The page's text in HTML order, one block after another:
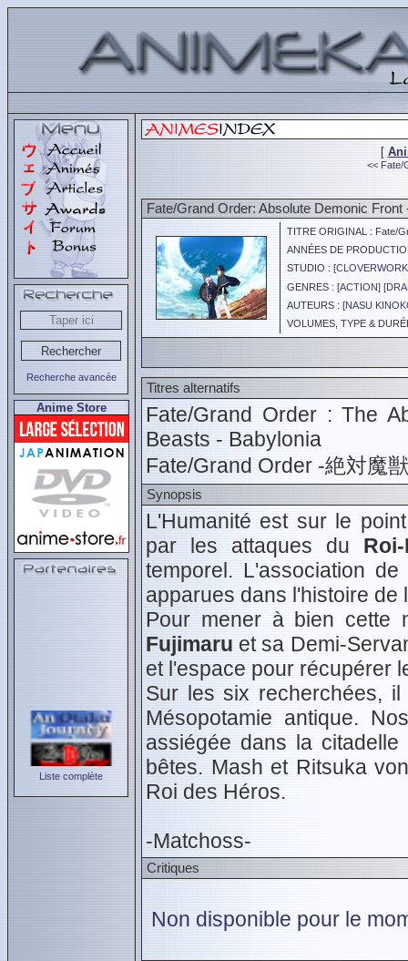
Recherche avancée
Anime Store
Liste complète
[
<< Fate/
Fate/Grand Order: Absolute Demonic Front
TITRE ORIGINAL : Fate/
ANNÉES DE
STUDIO : [
GENRES : [ACTION] [
AUTEURS : [NASU
VOLUMES, TYPE &
Titres alternatifs
Fate/Grand Order : The
Beasts - Babylonia
Fate/Grand Order -絶対魔
Synopsis
L'Humanité est sur le
par les attaques du
temporel. L'association
apparues dans l'histoire
Pour mener à bien cette
Fujimaru et sa Demi-
et l'espace pour récupérer
Sur les six recherchées,
Mésopotamie antique.
assiégée dans la
bêtes. Mash et Ritsuka
Roi des Héros.
-Matchoss-
Critiques
Non disponible pour le